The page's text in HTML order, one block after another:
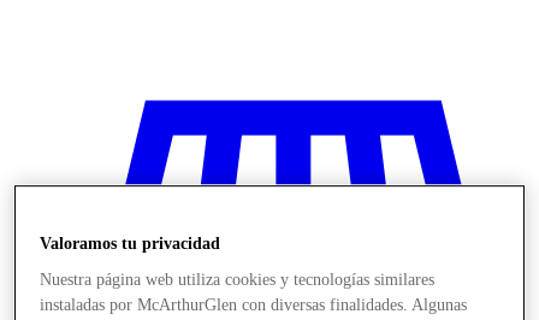
Valoramos tu privacidad
Nuestra página web utiliza cookies y tecnologías similares
instaladas por McArthurGlen con diversas finalidades. Algunas